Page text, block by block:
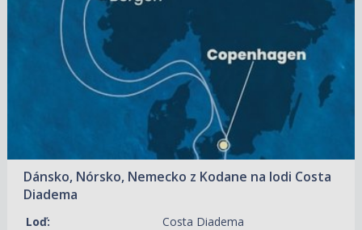
Dánsko, Nórsko, Nemecko z Kodane na lodi Costa
Diadema
Loď: Costa Diadema